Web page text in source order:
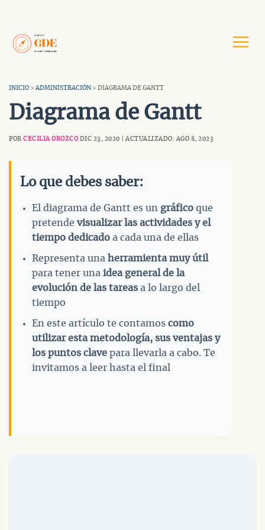
contenido
INICIO >ADMINISTRACIÓN > DIAGRAMA DE GANTT
Diagrama de Gantt
POR CECILIA OROZCODIC 23, 2020 | ACTUALIZADO: AGO 8, 2023
Lo que debes saber:
El diagrama de Gantt es un gráfico que
pretende visualizar las actividades y el
tiempo dedicado a cada una de ellas
Representa una herramienta muyútil
para tener una idea general de la
evolución de las tareas a lo largo del
tiempo
En este artículo te contamos como
utilizar esta metodología, sus ventajas y
los puntos clave para llevarla a cabo. Te
invitamos a leer hasta el final